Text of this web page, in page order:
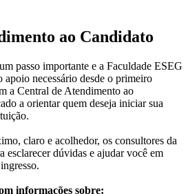
ao Candidato
passo importante e a Faculdade ESEG
apoio necessário desde o primeiro
a Central de Atendimento ao
a orientar quem deseja iniciar sua
claro e acolhedor, os consultores da
esclarecer dúvidas e ajudar você em
informações sobre: